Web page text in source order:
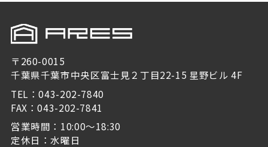
〒260-0015
千葉県千葉市中央区富士見２丁目22-15 星野ビル 4F
TEL：043-202-7840
FAX：043-202-7841
営業時間：10:00～18:30
定休日：水曜日